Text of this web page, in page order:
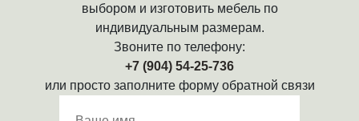
выбором и изготовить мебель по
индивидуальным размерам.
Звоните по телефону:
+7 (904) 54-25-736
или просто заполните форму обратной связи